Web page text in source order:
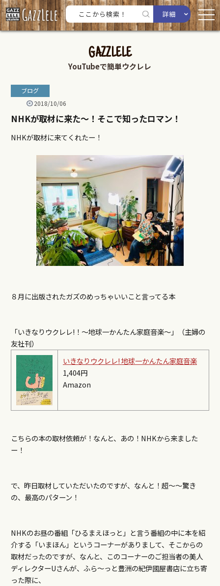
詳細
GAZZLELE
YouTubeで簡単ウクレレ
ブログ
2018/10/06
NHKが取材に来た〜！そこで知ったロマン！
NHKが取材に来てくれたー！
８月に出版されたガズのめっちゃいいこと言ってる本
「いきなりウクレレ! ！～地球一かんたん家庭音楽～」（主婦の
友社刊）
いきなりウクレレ! 地球一かんたん家庭音楽
1,404円
Amazon
こちらの本の取材依頼が！なんと、あの！NHKから来ました
ー！
で、昨日取材していただいたのですが、なんと！超～～驚き
の、最高のパターン！
NHKのお昼の番組「ひるまえほっと」と言う番組の中に本を紹
介する「いまほん」というコーナーがありまして、そこからの
取材だったのですが、なんと、このコーナーのご担当者の美人
ディレクターUさんが、ふら～っと豊洲の紀伊國屋書店に立ち寄
った際に、